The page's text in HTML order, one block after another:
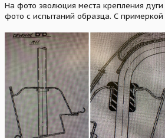
На фото эволюция места крепления дуги
фото с испытаний образца. С примеркой